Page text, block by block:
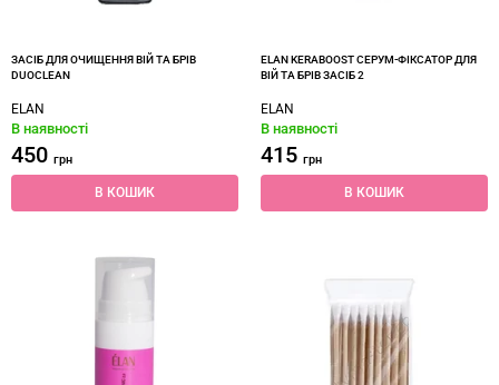
ЗАСІБ ДЛЯ ОЧИЩЕННЯ ВІЙ ТА БРІВ
DUOCLEAN
ELAN
В наявності
450 грн
В КОШИК
ELAN KERABOOST СЕРУМ-ФІКСАТОР ДЛЯ
ВІЙ ТА БРІВ ЗАСІБ 2
ELAN
В наявності
415 грн
В КОШИК